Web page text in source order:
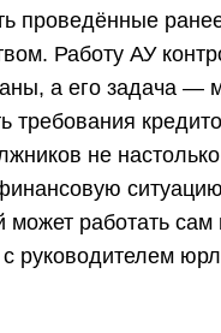
проведённые
Работу АУ
а его задача —
требования
не
работать сам
с руководителем